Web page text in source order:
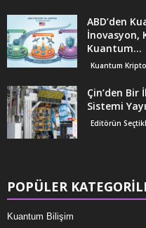
ABD’den
İnovasyon,
Kuantum...
Kuantum
Çin’den
Sistemi
Editörün
POPÜLER
Kuantum Bilişim